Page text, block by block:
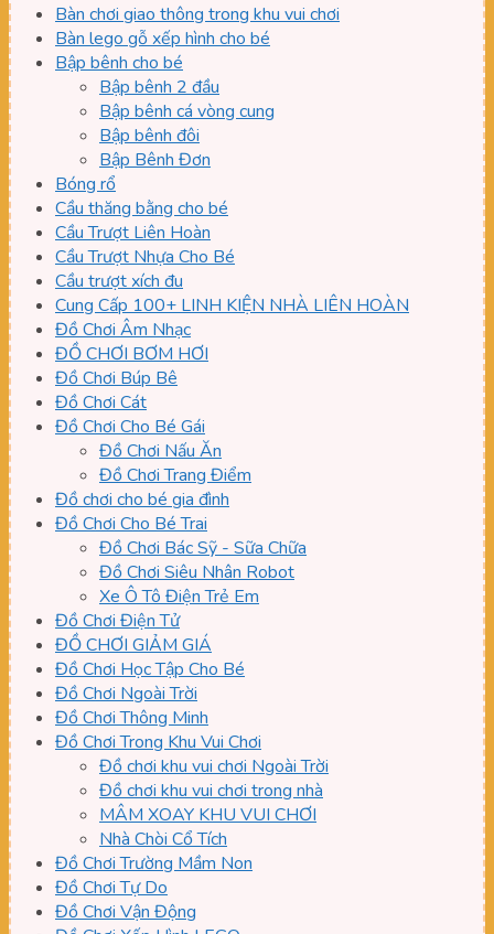
Bàn chơi giao thông trong khu vui chơi
Bàn lego gỗ xếp hình cho bé
Bập bênh cho bé
Bập bênh 2 đầu
Bập bênh cá vòng cung
Bập bênh đôi
Bập Bênh Đơn
Bóng rổ
Cầu thăng bằng cho bé
Cầu Trượt Liên Hoàn
Cầu Trượt Nhựa Cho Bé
Cầu trượt xích đu
Cung Cấp 100+ LINH KIỆN NHÀ LIÊN HOÀN
Đồ Chơi Âm Nhạc
ĐỒ CHƠI BƠM HƠI
Đồ Chơi Búp Bê
Đồ Chơi Cát
Đồ Chơi Cho Bé Gái
Đồ Chơi Nấu Ăn
Đồ Chơi Trang Điểm
Đồ chơi cho bé gia đình
Đồ Chơi Cho Bé Trai
Đồ Chơi Bác Sỹ - Sữa Chữa
Đồ Chơi Siêu Nhân Robot
Xe Ô Tô Điện Trẻ Em
Đồ Chơi Điện Tử
ĐỒ CHƠI GIẢM GIÁ
Đồ Chơi Học Tập Cho Bé
Đồ Chơi Ngoài Trời
Đồ Chơi Thông Minh
Đồ Chơi Trong Khu Vui Chơi
Đồ chơi khu vui chơi Ngoài Trời
Đồ chơi khu vui chơi trong nhà
MÂM XOAY KHU VUI CHƠI
Nhà Chòi Cổ Tích
Đồ Chơi Trường Mầm Non
Đồ Chơi Tự Do
Đồ Chơi Vận Động